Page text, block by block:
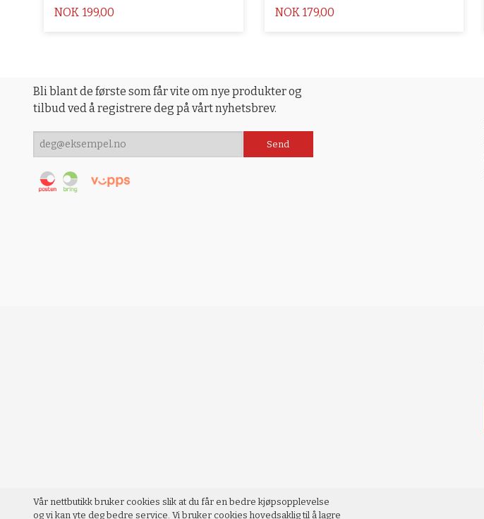
Pris
NOK 199,00 Pris
NOK 179,00
Bli blant de første som får vite om nye produkter og
tilbud ved å registrere deg på vårt nyhetsbrev.
Vår nettbutikk bruker cookies slik at du får en bedre kjøpsopplevelse
og vi kan yte deg bedre service. Vi bruker cookies hovedsaklig til å lagre